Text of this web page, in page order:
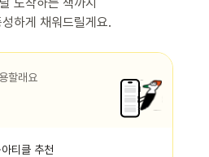
하게 채워드릴게요.
할래요
티클 추천